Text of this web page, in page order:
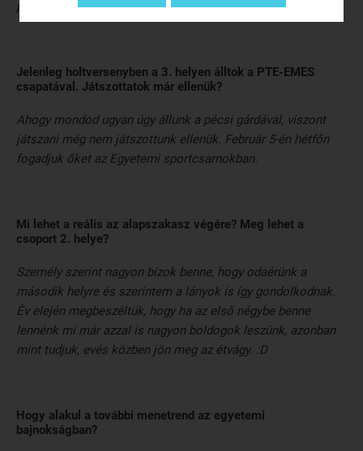
pillanatokban mutatkoznak meg.
Jelenleg holtversenyben a 3. helyen álltok a PTE-EMES
csapatával. Játszottatok már ellenük?
Ahogy mondod ugyan úgy állunk a pécsi gárdával, viszont
játszani még nem játszottunk ellenük. Február 5-én hétfőn
fogadjuk őket az Egyetemi sportcsarnokban.
Mi lehet a reális az alapszakasz végére? Meg lehet a
csoport 2. helye?
Személy szerint nagyon bízok benne, hogy odaérünk a
második helyre és szerintem a lányok is így gondolkodnak.
Év elején megbeszéltük, hogy ha az első négybe benne
lennénk mi már azzal is nagyon boldogok leszünk, azonban
mint tudjuk, evés közben jön meg az étvágy. :D
Hogy alakul a további menetrend az egyetemi
bajnokságban?